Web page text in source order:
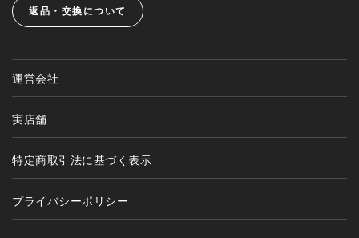
返品・交換について
運営会社
実店舗
特定商取引法に基づく表示
プライバシーポリシー